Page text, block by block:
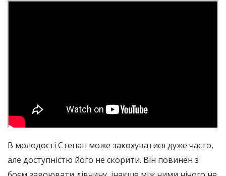
В молодості Степан може закохуватися дуже часто,
але доступністю його не скорити. Він повинен з